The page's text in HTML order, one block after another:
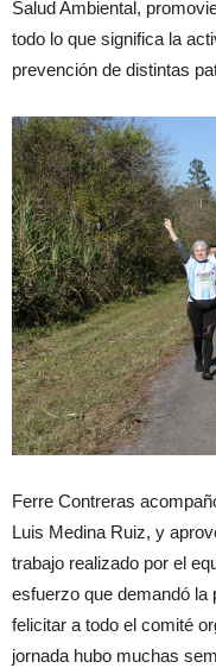
Salud Ambiental,
todo lo que significa la
prevención de distintas
Ferre Contreras
Luis Medina Ruiz, y
trabajo realizado por el
esfuerzo que demandó la
felicitar a todo el comité
jornada hubo muchas